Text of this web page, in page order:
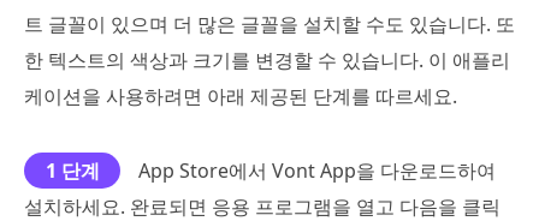
트 글꼴이 있으며 더 많은 글꼴을 설치할 수도 있습니다. 또
한 텍스트의 색상과 크기를 변경할 수 있습니다. 이 애플리
케이션을 사용하려면 아래 제공된 단계를 따르세요.
1 단계
App Store에서 Vont App을 다운로드하여
설치하세요. 완료되면 응용 프로그램을 열고 다음을 클릭